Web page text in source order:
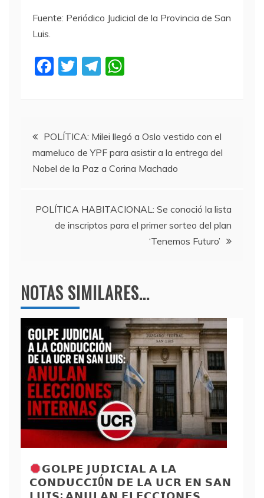
Fuente: Periódico Judicial de la Provincia de San
Luis.
F
b
o
o
k
T
T
a
m
A
p
p
Navegación
de
POLÍTICA: Milei llegó a Oslo vestido con el
mameluco de YPF para asistir a la entrega del
Nobel de la Paz a Corina Machado
POLÍTICA HABITACIONAL: Se conoció la lista
de inscriptos para el primer sorteo del plan
‘Tenemos Futuro’
NOTAS SIMILARES...
𝗚𝗢𝗟𝗣𝗘 𝗝𝗨𝗗𝗜𝗖𝗜𝗔𝗟 𝗔 𝗟𝗔
𝗖𝗢𝗡𝗗𝗨𝗖𝗖𝗜Ó𝗡 𝗗𝗘 𝗟𝗔 𝗨𝗖𝗥 𝗘𝗡 𝗦𝗔𝗡